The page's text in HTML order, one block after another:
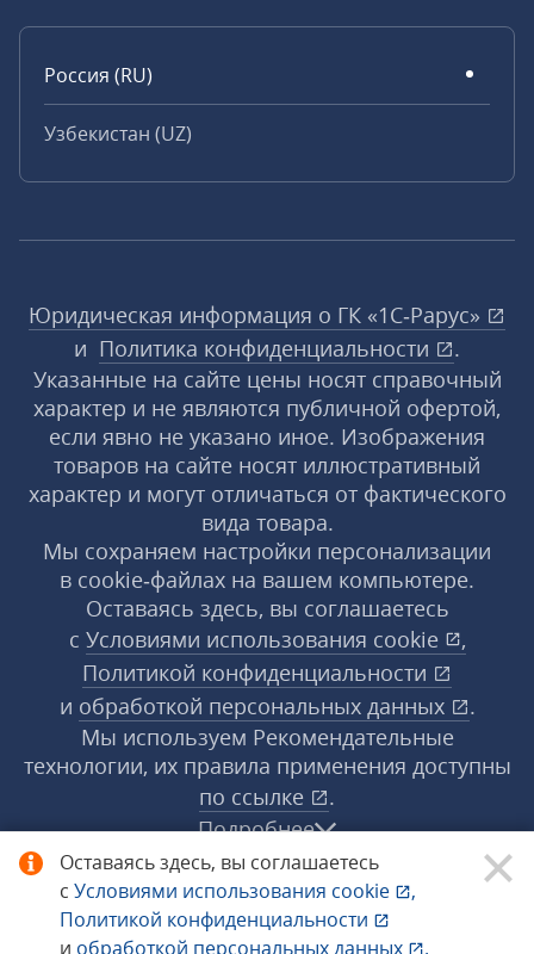
Оставаясь здесь, вы соглашаетесь
с Условиями использования cookie
,
Политикой конфиденциальности
и обработкой персональных данных .
Россия (RU)
Узбекистан (UZ)
Юридическая информация о ГК «1С‑Рарус»
и Политика конфиденциальности
.
Указанные на сайте цены носят справочный
характер и не являются публичной офертой,
если явно не указано иное. Изображения
товаров на сайте носят иллюстративный
характер и могут отличаться от фактического
вида товара.
Мы сохраняем настройки персонализации
в cookie‑файлах на вашем компьютере.
Оставаясь здесь, вы соглашаетесь
с Условиями использования cookie
,
Политикой конфиденциальности
и обработкой персональных данных
.
Мы используем Рекомендательные
технологии, их правила применения доступны
по ссылке
.
Подробнее
© 1998−2026 «1С‑Рарус» ®. Все права
защищены.